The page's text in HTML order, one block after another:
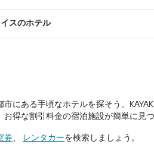
スのホテル
市にある手頃なホテルを探そう。
得な割引料金の宿泊施設が簡単に見
券​、 ​レンタカー​を検索しましょう。